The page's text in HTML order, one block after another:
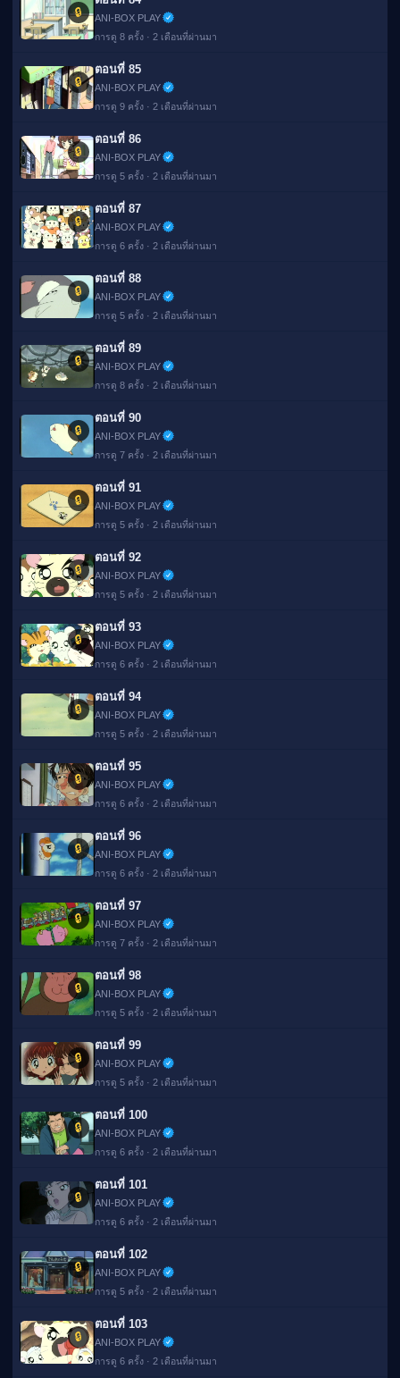
🔒
ANI-BOX PLAY
การดู 8 ครั้ง · 2 เดือนที่ผ่านมา
🔒
ตอนที่ 85
ANI-BOX PLAY
การดู 9 ครั้ง · 2 เดือนที่ผ่านมา
🔒
ตอนที่ 86
ANI-BOX PLAY
การดู 5 ครั้ง · 2 เดือนที่ผ่านมา
🔒
ตอนที่ 87
ANI-BOX PLAY
การดู 6 ครั้ง · 2 เดือนที่ผ่านมา
🔒
ตอนที่ 88
ANI-BOX PLAY
การดู 5 ครั้ง · 2 เดือนที่ผ่านมา
🔒
ตอนที่ 89
ANI-BOX PLAY
การดู 8 ครั้ง · 2 เดือนที่ผ่านมา
🔒
ตอนที่ 90
ANI-BOX PLAY
การดู 7 ครั้ง · 2 เดือนที่ผ่านมา
🔒
ตอนที่ 91
ANI-BOX PLAY
การดู 5 ครั้ง · 2 เดือนที่ผ่านมา
🔒
ตอนที่ 92
ANI-BOX PLAY
การดู 5 ครั้ง · 2 เดือนที่ผ่านมา
🔒
ตอนที่ 93
ANI-BOX PLAY
การดู 6 ครั้ง · 2 เดือนที่ผ่านมา
🔒
ตอนที่ 94
ANI-BOX PLAY
การดู 5 ครั้ง · 2 เดือนที่ผ่านมา
🔒
ตอนที่ 95
ANI-BOX PLAY
การดู 6 ครั้ง · 2 เดือนที่ผ่านมา
🔒
ตอนที่ 96
ANI-BOX PLAY
การดู 6 ครั้ง · 2 เดือนที่ผ่านมา
🔒
ตอนที่ 97
ANI-BOX PLAY
การดู 7 ครั้ง · 2 เดือนที่ผ่านมา
🔒
ตอนที่ 98
ANI-BOX PLAY
การดู 5 ครั้ง · 2 เดือนที่ผ่านมา
🔒
ตอนที่ 99
ANI-BOX PLAY
การดู 5 ครั้ง · 2 เดือนที่ผ่านมา
🔒
ตอนที่ 100
ANI-BOX PLAY
การดู 6 ครั้ง · 2 เดือนที่ผ่านมา
🔒
ตอนที่ 101
ANI-BOX PLAY
การดู 6 ครั้ง · 2 เดือนที่ผ่านมา
🔒
ตอนที่ 102
ANI-BOX PLAY
การดู 5 ครั้ง · 2 เดือนที่ผ่านมา
🔒
ตอนที่ 103
ANI-BOX PLAY
การดู 6 ครั้ง · 2 เดือนที่ผ่านมา